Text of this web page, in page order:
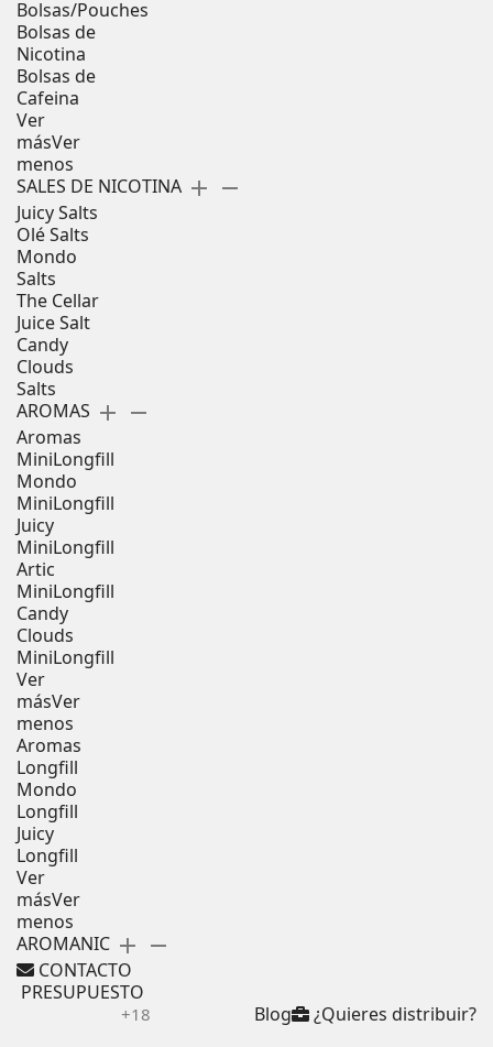
Bolsas/Pouches
Bolsas de
Nicotina
Bolsas de
Cafeina
Ver
másVer
menos
SALES DE NICOTINA add remove
Juicy Salts
Olé Salts
Mondo
Salts
The Cellar
Juice Salt
Candy
Clouds
Salts
AROMAS add remove
Aromas
MiniLongfill
Mondo
MiniLongfill
Juicy
MiniLongfill
Artic
MiniLongfill
Candy
Clouds
MiniLongfill
Ver
másVer
menos
Aromas
Longfill
Mondo
Longfill
Juicy
Longfill
Ver
másVer
menos
AROMANIC add remove
CONTACTO
PRESUPUESTO
¿Quieres distribuir?
Blog
+18